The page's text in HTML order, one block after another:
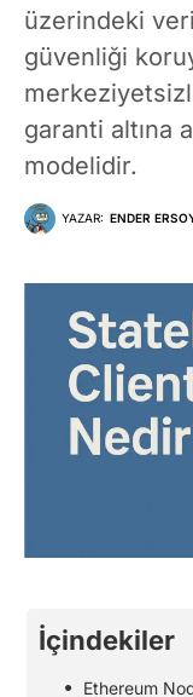
üzerindeki
güvenliği
garanti altına
modelidir.
YAZAR: ENDER
İçindekiler
Ethereum